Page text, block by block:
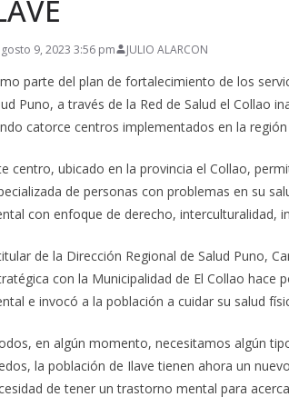
9, 2023 3:56 pm JULIO ALARCON
parte del plan de fortalecimiento de los
Puno, a través de la Red de Salud el Collao
catorce centros implementados en la región
centro, ubicado en la provincia el Collao,
de personas con problemas en su
con enfoque de derecho, interculturalidad,
de la Dirección Regional de Salud Puno,
con la Municipalidad de El Collao hace
e invocó a la población a cuidar su salud
en algún momento, necesitamos algún
la población de Ilave tienen ahora un
de tener un trastorno mental para